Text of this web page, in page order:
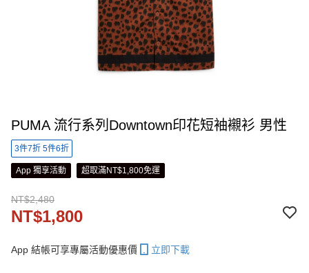
PUMA 流行系列Downtown印花短袖襯衫 男性
3件7折 5件6折
App 獨享活動 超取滿NT$1,800免運
NT$2,480
NT$1,800
App 結帳可享專屬活動優惠價 立即下載